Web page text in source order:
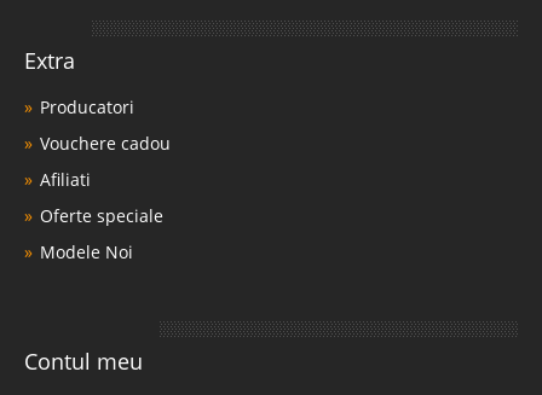
Extra
Producatori
Vouchere cadou
Afiliati
Oferte speciale
Modele Noi
Contul meu